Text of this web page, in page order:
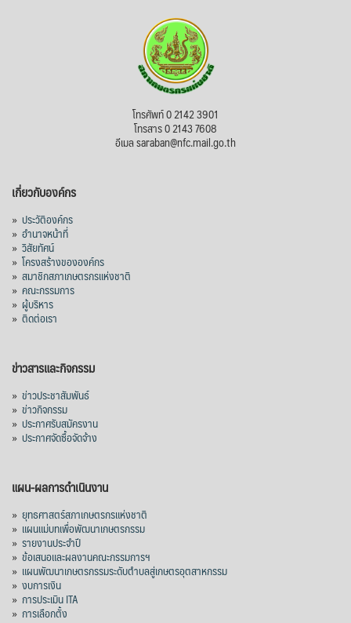
โทรศัพท์ 0 2142 3901
โทรสาร 0 2143 7608
อีเมล saraban@nfc.mail.go.th
เกี่ยวกับองค์กร
» ประวัติองค์กร
» อำนาจหน้าที่
» วิสัยทัศน์
» โครงสร้างขององค์กร
» สมาชิกสภาเกษตรกรแห่งชาติ
» คณะกรรมการ
» ผู้บริหาร
» ติดต่อเรา
ข่าวสารและกิจกรรม
» ข่าวประชาสัมพันธ์
» ข่าวกิจกรรม
» ประกาศรับสมัครงาน
» ประกาศจัดซื้อจัดจ้าง
แผน-ผลการดำเนินงาน
» ยุทธศาสตร์สภาเกษตรกรแห่งชาติ
» แผนแม่บทเพื่อพัฒนาเกษตรกรรม
» รายงานประจำปี
» ข้อเสนอและผลงานคณะกรรมการฯ
» แผนพัฒนาเกษตรกรรมระดับตำบลสู่เกษตรอุตสาหกรรม
» งบการเงิน
» การประเมิน ITA
» การเลือกตั้ง